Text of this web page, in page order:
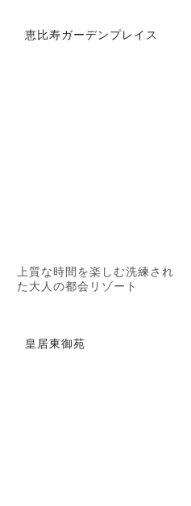
恵比寿ガーデンプレイス
上質な時間を楽しむ洗練され
た大人の都会リゾート
皇居東御苑